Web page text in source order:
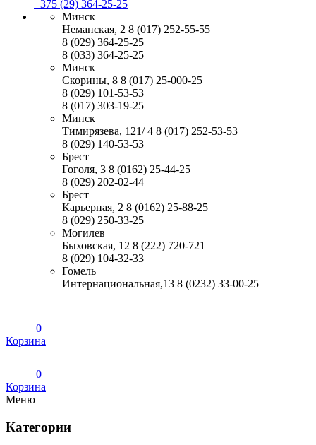
+375 (29) 364-25-25
Минск
Неманская, 2 8 (017) 252-55-55
8 (029) 364-25-25
8 (033) 364-25-25
Минск
Скорины, 8 8 (017) 25-000-25
8 (029) 101-53-53
8 (017) 303-19-25
Минск
Тимирязева, 121/ 4 8 (017) 252-53-53
8 (029) 140-53-53
Брест
Гоголя, 3 8 (0162) 25-44-25
8 (029) 202-02-44
Брест
Карьерная, 2 8 (0162) 25-88-25
8 (029) 250-33-25
Могилев
Быховская, 12 8 (222) 720-721
8 (029) 104-32-33
Гомель
Интернациональная,13 8 (0232) 33-00-25
0
Корзина
0
Корзина
Меню
Категории